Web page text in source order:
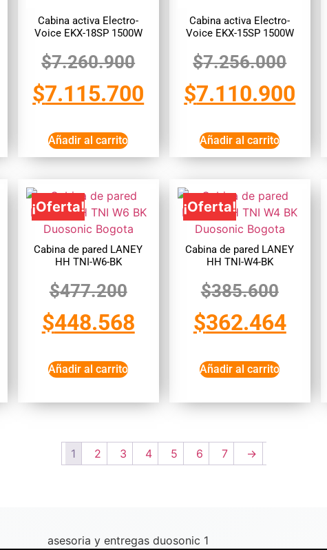
Cabina activa Electro-
Voice EKX-18SP 1500W
$7.260.900
$7.115.700
Añadir al carrito
Cabina activa Electro-
Voice EKX-15SP 1500W
$7.256.000
$7.110.900
Añadir al carrito
¡Oferta!
Cabina de pared LANEY
HH TNI-W6-BK
$477.200
$448.568
Añadir al carrito
¡Oferta!
Cabina de pared LANEY
HH TNI-W4-BK
$385.600
$362.464
Añadir al carrito
1 2 3 4 5 6 7 →